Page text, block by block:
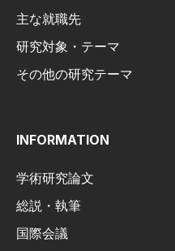
主な就職先
研究対象・テーマ
その他の研究テーマ
INFORMATION
学術研究論文
総説・執筆
国際会議